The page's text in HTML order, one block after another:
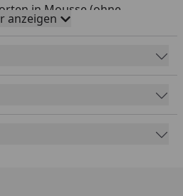
in Mousse (ohne
Paté (ohne hinzugefügtes
Stückchen in Soße, ohne
Konservierungsmittel.
ein getreidefreies Produkt
anzeigen